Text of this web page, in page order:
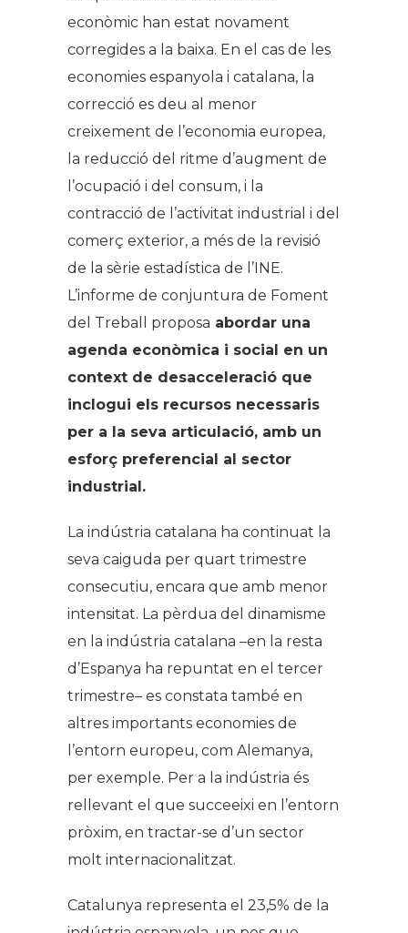
econòmic han estat novament
corregides a la baixa. En el cas de les
economies espanyola i catalana, la
correcció es deu al menor
creixement de l’economia europea,
la reducció del ritme d’augment de
l’ocupació i del consum, i la
contracció de l’activitat industrial i del
comerç exterior, a més de la revisió
de la sèrie estadística de l’INE.
L’informe de conjuntura de Foment
del Treball proposa abordar una
agenda econòmica i social en un
context de desacceleració que
inclogui els recursos necessaris
per a la seva articulació, amb un
esforç preferencial al sector
industrial.
La indústria catalana ha continuat la
seva caiguda per quart trimestre
consecutiu, encara que amb menor
intensitat. La pèrdua del dinamisme
en la indústria catalana –en la resta
d’Espanya ha repuntat en el tercer
trimestre– es constata també en
altres importants economies de
l’entorn europeu, com Alemanya,
per exemple. Per a la indústria és
rellevant el que succeeixi en l’entorn
pròxim, en tractar-se d’un sector
molt internacionalitzat.
Catalunya representa el 23,5% de la